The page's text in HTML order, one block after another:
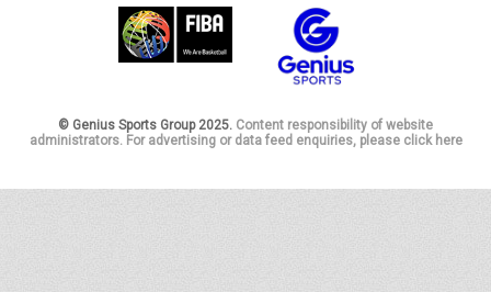
© Genius Sports Group 2025. Content responsibility of website
administrators. For advertising or data feed enquiries, please click here